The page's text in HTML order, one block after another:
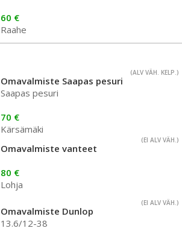
60 €
Raahe
(ALV VÄH. KELP.)
Omavalmiste Saapas pesuri
Saapas pesuri
70 €
Kärsämäki
(EI ALV VÄH.)
Omavalmiste vanteet
80 €
Lohja
(EI ALV VÄH.)
Omavalmiste Dunlop
13.6/12-38